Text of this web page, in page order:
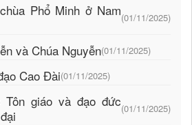
Phổ Minh ở Nam(01/11/2025)
và Chúa Nguyễn(01/11/2025)
Cao Đài(01/11/2025)
giáo và đạo đức(01/11/2025)